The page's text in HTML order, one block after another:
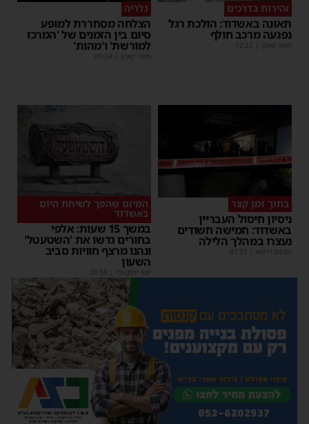
זהירות בדרכים
תאונה באשדוד: הולכת רגל
נפגעה מרכב חולף
משה קאהן |
12:22
גלריה
הצלחה מסחררת למופע
סיום בין הזמנים של 'המרכז
למורשת' ו'מהות'
משה קאהן |
09:34
בתוך זמן קצר
ניסיון חיסול העבריין
באשדוד: חמישה חשודים
נעצרו במהלך הלילה
מנחם דויטש |
07:35
המיזם שהפך לשיחת היום
באשדוד
במשך 15 שעות: אלפי
בחורים גדשו את 'השטעטל'
ונהנו מרצף חוויות סביב
השעון
יוסי יחזקאלי |
06:59